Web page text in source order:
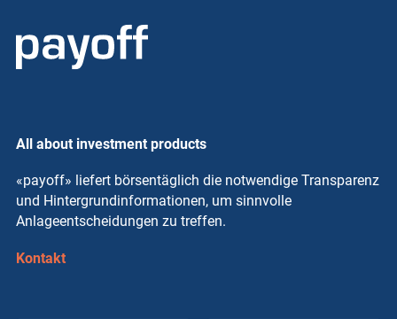
All about investment products
«payoff» liefert börsentäglich die notwendige Transparenz
und Hintergrundinformationen, um sinnvolle
Anlageentscheidungen zu treffen.
Kontakt